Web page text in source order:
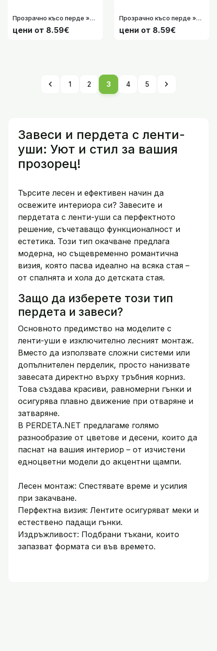
Прозрачно късо перде »Bodrum« 45х140 см. от воал с ленти-уши за кухненски прозорец на розови цветя код-2022410-004
цени от 8.59€
Прозрачно късо перде »Bodrum« 45х140 см. от воал с ленти-уши за кухненски прозорец на черни цветя код-2022410-005
цени от 8.59€
chevron_left 1 2 3 4 5 chevron_right
Завеси и пердета с ленти-
уши: Уют и стил за вашия
прозорец!
Търсите лесен и ефективен начин да
освежите интериора си? Завесите и
пердетата с ленти-уши са перфектното
решение, съчетаващо функционалност и
естетика. Този тип окачване предлага
модерна, но същевременно романтична
визия, която пасва идеално на всяка стая –
от спалнята и хола до детската стая.
Защо да изберете този тип
пердета и завеси?
Основното предимство на моделите с
ленти-уши е изключително лесният монтаж.
Вместо да използвате сложни системи или
допълнителен перделик, просто нанизвате
завесата директно върху тръбния корниз.
Това създава красиви, равномерни гънки и
осигурява плавно движение при отваряне и
затваряне.
В PERDETA.NET предлагаме голямо
разнообразие от цветове и десени, които да
паснат на вашия интериор – от изчистени
едноцветни модели до акцентни щампи.
Лесен монтаж: Спестявате време и усилия
при закачване.
Перфектна визия: Лентите осигуряват меки и
естествено падащи гънки.
Издръжливост: Подбрани тъкани, които
запазват формата си във времето.